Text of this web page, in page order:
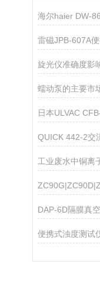
旋光仪准确度影
蠕动泵的主要市
QUICK 442-2交
工业废水中铜离
DAP-6D隔膜真